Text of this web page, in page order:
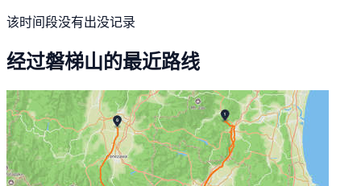
该时间段没有出没记录
经过磐梯山的最近路线